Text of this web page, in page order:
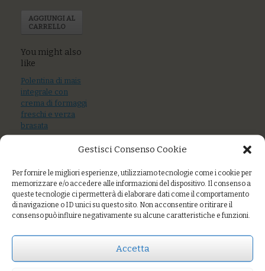
Gestisci Consenso Cookie
Per fornire le migliori esperienze, utilizziamo tecnologie come i cookie per
memorizzare e/o accedere alle informazioni del dispositivo. Il consenso a
queste tecnologie ci permetterà di elaborare dati come il comportamento
di navigazione o ID unici su questo sito. Non acconsentire o ritirare il
consenso può influire negativamente su alcune caratteristiche e funzioni.
Accetta
AGGIUNGI AL
CARRELLO
You might also
like
Polentina di mais
integrale con
crema di formaggi
freschi e verza
brasata
verdure
Insalata russa, bis
di torte salate,
hummus